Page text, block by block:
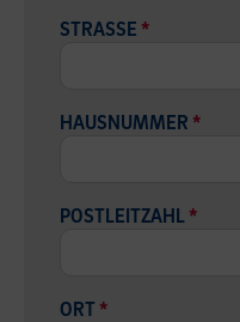
STRASSE *
HAUSNUMMER *
POSTLEITZAHL *
ORT *